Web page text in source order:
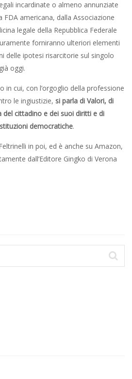
incardinate o almeno annunziate
americana, dalla Associazione
legale della Repubblica Federale
forniranno ulteriori elementi
delle ipotesi risarcitorie sul singolo
oggi.
in cui, con l’orgoglio della professione
le ingiustizie, si parla di Valori, di
del cittadino e dei suoi diritti e di
democratiche.
in poi, ed è anche su Amazon,
dall’Editore Gingko di Verona